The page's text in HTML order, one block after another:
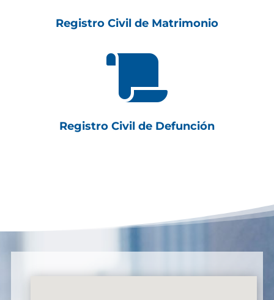
Registro Civil de Matrimonio

Registro Civil de Defunción